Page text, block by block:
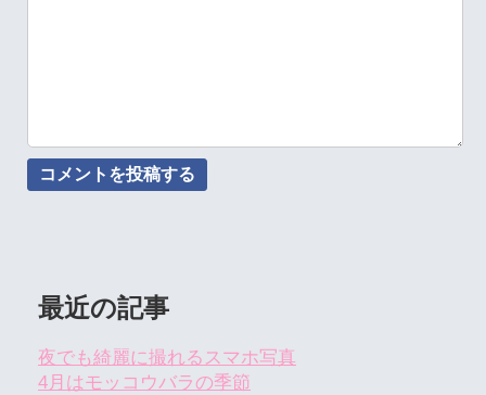
最近の記事
夜でも綺麗に撮れるスマホ写真
4月はモッコウバラの季節